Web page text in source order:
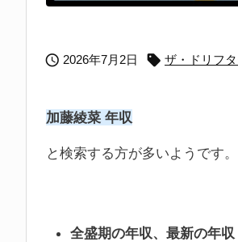
 2026年7月2日  ザ・ドリフ
加藤綾菜 年収
と検索する方が多いようです。
全盛期の年収、最新の年収